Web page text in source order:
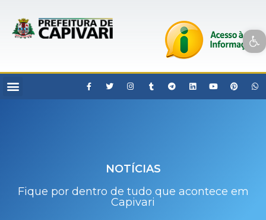
Open toolbar
NOTÍCIAS
Fique por dentro de tudo que acontece em
Capivari